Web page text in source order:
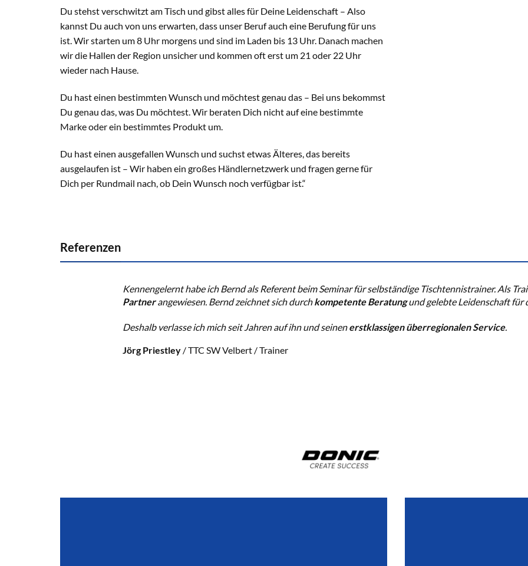
Du stehst verschwitzt am Tisch und gibst alles für Deine Leidenschaft – Also
kannst Du auch von uns erwarten, dass unser Beruf auch eine Berufung für uns
ist. Wir starten um 8 Uhr morgens und sind im Laden bis 13 Uhr. Danach machen
wir die Hallen der Region unsicher und kommen oft erst um 21 oder 22 Uhr
wieder nach Hause.
Du hast einen bestimmten Wunsch und möchtest genau das – Bei uns bekommst
Du genau das, was Du möchtest. Wir beraten Dich nicht auf eine bestimmte
Marke oder ein bestimmtes Produkt um.
Du hast einen ausgefallen Wunsch und suchst etwas Älteres, das bereits
ausgelaufen ist – Wir haben ein großes Händlernetzwerk und fragen gerne für
Dich per Rundmail nach, ob Dein Wunsch noch verfügbar ist.“
Referenzen
Kennengelernt habe ich Bernd als Referent beim Seminar für selbständige Tischtennistrainer. Als
Partnerangewiesen. Bernd zeichnet sich durchkompetente Beratungund gelebte Leidenschaft für
Deshalb verlasse ich mich seit Jahren auf ihn und seinenerstklassigen überregionalen Service.
Jörg Priestley /TTC SW Velbert / Trainer